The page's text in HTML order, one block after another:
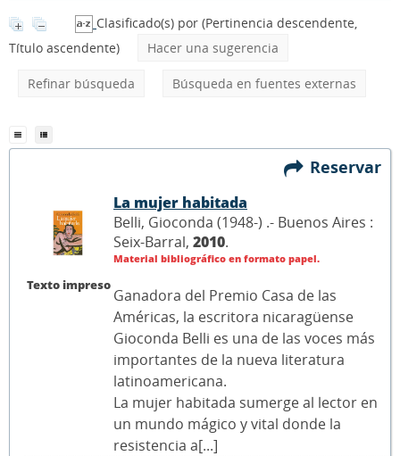
Clasificado(s) por (Pertinencia descendente,
Título ascendente)
Hacer una sugerencia
Refinar búsqueda Búsqueda en fuentes externas
Reservar
Texto impreso
La mujer habitada
Belli, Gioconda (1948-) .- Buenos Aires :
Seix-Barral, 2010.
Material bibliográfico en formato papel.
Ganadora del Premio Casa de las
Américas, la escritora nicaragüense
Gioconda Belli es una de las voces más
importantes de la nueva literatura
latinoamericana.
La mujer habitada sumerge al lector en
un mundo mágico y vital donde la
resistencia a[...]